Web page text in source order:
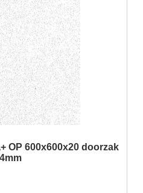
OP 600x600x20 doorzak